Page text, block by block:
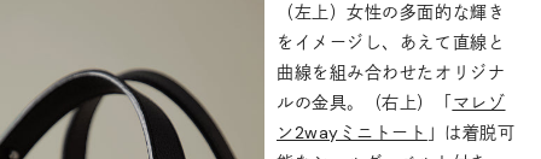
（左上）女性の多面的な輝き
をイメージし、あえて直線と
曲線を組み合わせたオリジナ
ルの金具。（右上）「マレゾ
ン2wayミニトート 」は着脱可